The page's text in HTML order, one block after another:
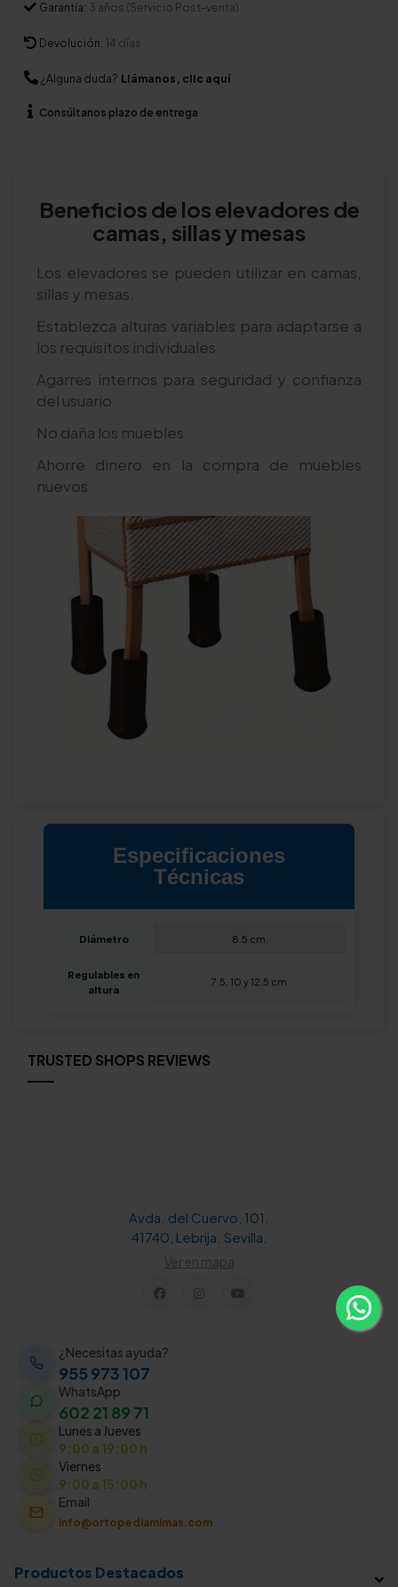
Garantía: 3 años (Servicio Post-venta)
Devolución: 14 días
¿Alguna duda? Llámanos, clic aquí
Consúltanos plazo de entrega
Beneficios de los elevadores de
camas, sillas y mesas
Los elevadores se pueden utilizar en camas,
sillas y mesas.
Establezca alturas variables para adaptarse a
los requisitos individuales
Agarres internos para seguridad y confianza
del usuario
No daña los muebles
Ahorre dinero en la compra de muebles
nuevos
Especificaciones
Técnicas
Diámetro 8.5 cm.
Regulables en
altura
7.5, 10 y 12.5 cm.
TRUSTED SHOPS REVIEWS
Avda. del Cuervo, 101.
41740, Lebrija. Sevilla.
Ver en mapa
¿Necesitas ayuda?
955 973 107
WhatsApp
602 21 89 71
Lunes a Jueves
9:00 a 19:00 h
Viernes
9:00 a 15:00 h
Email
info@ortopediamimas.com
Productos Destacados